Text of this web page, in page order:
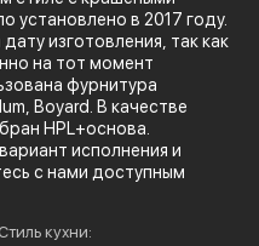
установлено в 2017 году.
изготовления, так как
на тот момент
фурнитура
Boyard. В качестве
HPL+основа.
исполнения и
с нами доступным
Стиль кухни: